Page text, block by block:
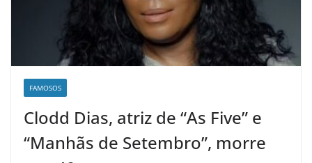
FAMOSOS
Clodd Dias, atriz de “As Five” e
“Manhãs de Setembro”, morre